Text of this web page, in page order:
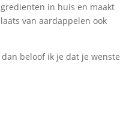
in huis en maakt
van aardappelen ook
beloof ik je dat je wenste